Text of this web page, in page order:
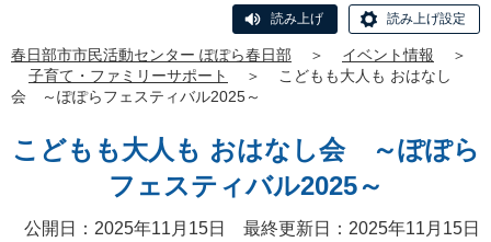
読み上げ 読み上げ設定
春日部市市民活動センター ぽぽら春日部 ＞ イベント情報
＞
子育て・ファミリーサポート
＞
こどもも大人も おはなし
会 ～ぽぽらフェスティバル2025～
こどもも大人も おはなし会 ～ぽぽら
フェスティバル2025～
公開日：2025年11月15日 最終更新日：2025年11月15日